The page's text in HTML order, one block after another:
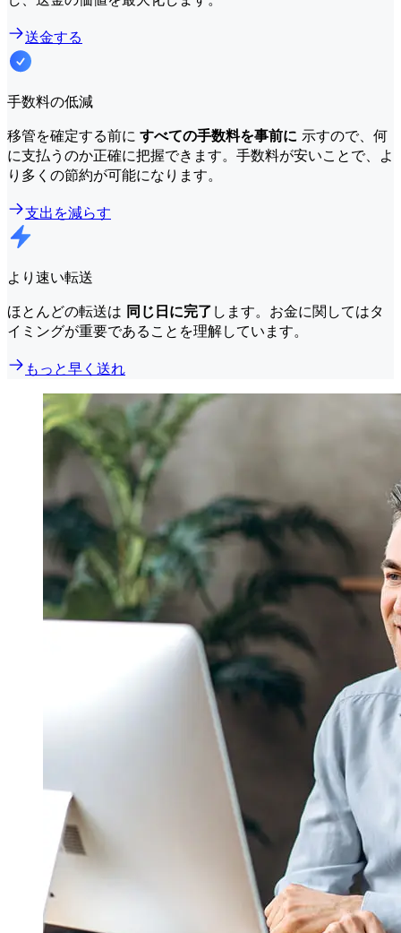
送金する
手数料の低減
移管を確定する前に すべての手数料を事前に 示すので、何
に支払うのか正確に把握できます。手数料が安いことで、よ
り多くの節約が可能になります。
支出を減らす
より速い転送
ほとんどの転送は 同じ日に完了 します。お金に関してはタ
イミングが重要であることを理解しています。
もっと早く送れ